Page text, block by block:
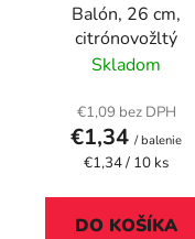
Balón, 26 cm,
citrónovožltý
Skladom
€1,09 bez DPH
€1,34 / balenie
Jednotková
€1,34 / 10 ks
DO KOŠÍKA